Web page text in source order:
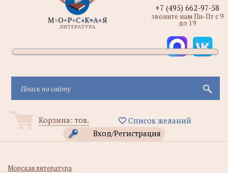
Корзина: тов.
Список желаний
Вход/Регистрация
+7 (495) 662-97-58
звоните нам Пн-Пт с 9
до 19
Морская литература